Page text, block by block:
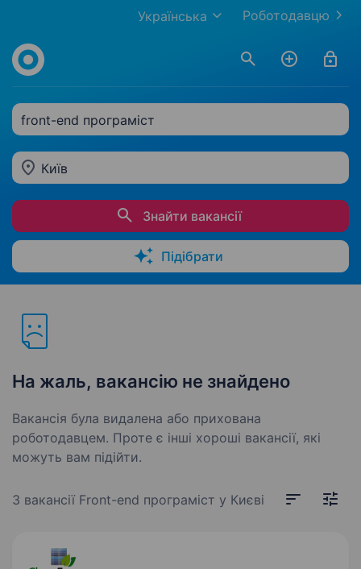
Роботодавцю
Українська
front-end програміст
Київ
Знайти вакансії
Підібрати
На жаль, вакансію не знайдено
Вакансія була видалена або прихована
роботодавцем. Проте є інші хороші вакансії, які
можуть вам підійти.
3 вакансії Front-end програміст у Києві